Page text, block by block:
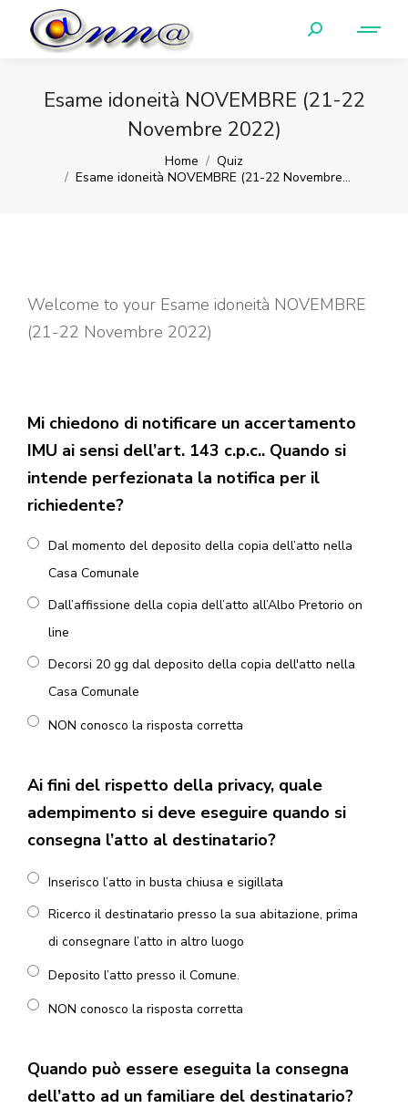
Esame idoneità NOVEMBRE (21-22
Novembre 2022)
Home
Quiz
Esame idoneità NOVEMBRE (21-22 Novembre…
Welcome to your Esame idoneità NOVEMBRE
(21-22 Novembre 2022)
Mi chiedono di notificare un accertamento
IMU ai sensi dell’art. 143 c.p.c.. Quando si
intende perfezionata la notifica per il
richiedente?
Dal momento del deposito della copia dell’atto nella
Casa Comunale
Dall’affissione della copia dell’atto all’Albo Pretorio on
line
Decorsi 20 gg dal deposito della copia dell'atto nella
Casa Comunale
NON conosco la risposta corretta
Ai fini del rispetto della privacy, quale
adempimento si deve eseguire quando si
consegna l’atto al destinatario?
Inserisco l’atto in busta chiusa e sigillata
Ricerco il destinatario presso la sua abitazione, prima
di consegnare l’atto in altro luogo
Deposito l’atto presso il Comune.
NON conosco la risposta corretta
Quando può essere eseguita la consegna
dell’atto ad un familiare del destinatario?